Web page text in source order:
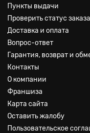
Пункты выдачи
Проверить статус заказа
Доставка и оплата
Вопрос-ответ
Гарантия, возврат и
Контакты
О компании
Франшиза
Карта сайта
Оставить жалобу
Пользовательское